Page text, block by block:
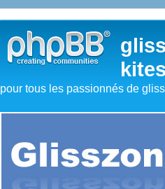
pour tous les passionnés de